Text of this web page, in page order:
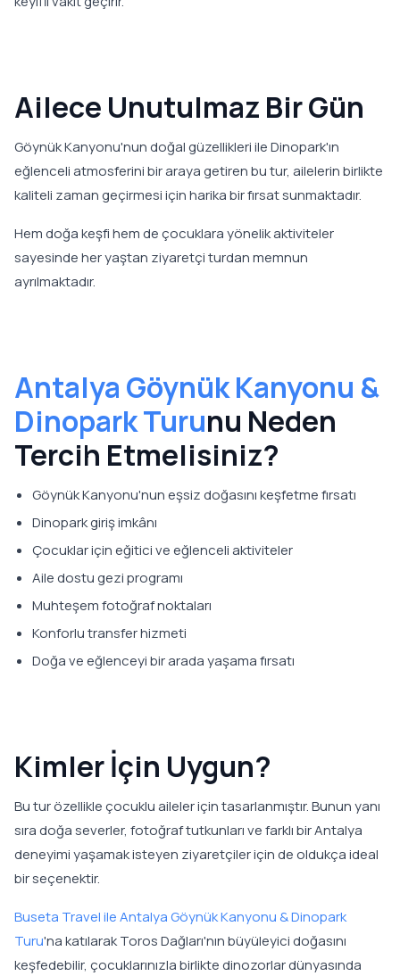
Ailece Unutulmaz Bir Gün
Göynük Kanyonu'nun doğal güzellikleri ile Dinopark'ın
eğlenceli atmosferini bir araya getiren bu tur, ailelerin birlikte
kaliteli zaman geçirmesi için harika bir fırsat sunmaktadır.
Hem doğa keşfi hem de çocuklara yönelik aktiviteler
sayesinde her yaştan ziyaretçi turdan memnun
ayrılmaktadır.
Antalya Göynük Kanyonu &
Dinopark Turunu Neden
Tercih Etmelisiniz?
Göynük Kanyonu'nun eşsiz doğasını keşfetme fırsatı
Dinopark giriş imkânı
Çocuklar için eğitici ve eğlenceli aktiviteler
Aile dostu gezi programı
Muhteşem fotoğraf noktaları
Konforlu transfer hizmeti
Doğa ve eğlenceyi bir arada yaşama fırsatı
Kimler İçin Uygun?
Bu tur özellikle çocuklu aileler için tasarlanmıştır. Bunun yanı
sıra doğa severler, fotoğraf tutkunları ve farklı bir Antalya
deneyimi yaşamak isteyen ziyaretçiler için de oldukça ideal
bir seçenektir.
Buseta Travel ile Antalya Göynük Kanyonu & Dinopark
Turu'na katılarak Toros Dağları'nın büyüleyici doğasını
keşfedebilir, çocuklarınızla birlikte dinozorlar dünyasında